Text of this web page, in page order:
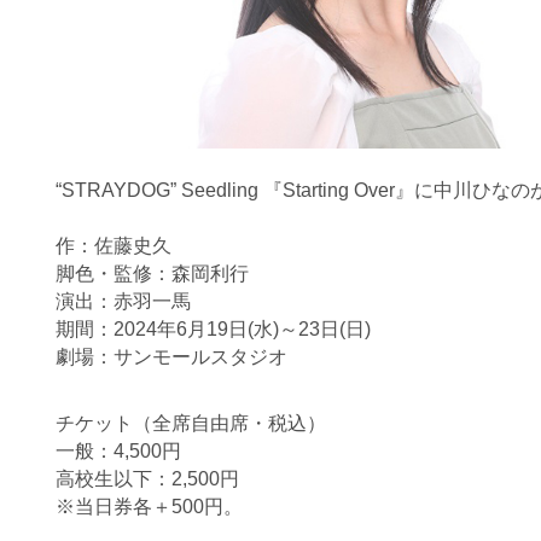
“STRAYDOG” Seedling 『Starting Over』に中川ひなの
作：佐藤史久
脚色・監修：森岡利行
演出：赤羽一馬
期間：2024年6月19日(水)～23日(日)
劇場：サンモールスタジオ
チケット（全席自由席・税込）
一般：4,500円
高校生以下：2,500円
※当日券各＋500円。